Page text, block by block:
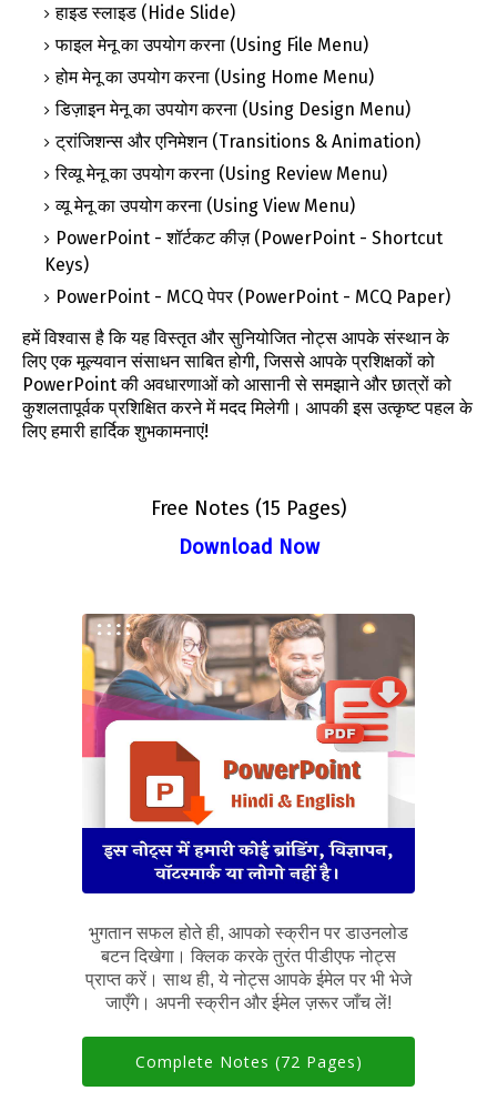
हाइड स्लाइड (Hide Slide)
फाइल मेनू का उपयोग करना (Using File Menu)
होम मेनू का उपयोग करना (Using Home Menu)
डिज़ाइन मेनू का उपयोग करना (Using Design Menu)
ट्रांजिशन्स और एनिमेशन (Transitions & Animation)
रिव्यू मेनू का उपयोग करना (Using Review Menu)
व्यू मेनू का उपयोग करना (Using View Menu)
PowerPoint - शॉर्टकट कीज़ (PowerPoint - Shortcut
Keys)
PowerPoint - MCQ पेपर (PowerPoint - MCQ Paper)
हमें विश्वास है कि यह विस्तृत और सुनियोजित नोट्स आपके संस्थान के
लिए एक मूल्यवान संसाधन साबित होगी, जिससे आपके प्रशिक्षकों को
PowerPoint की अवधारणाओं को आसानी से समझाने और छात्रों को
कुशलतापूर्वक प्रशिक्षित करने में मदद मिलेगी। आपकी इस उत्कृष्ट पहल के
लिए हमारी हार्दिक शुभकामनाएं!
Free Notes (15 Pages)
Download Now
भुगतान सफल होते ही, आपको स्क्रीन पर डाउनलोड
बटन दिखेगा। क्लिक करके तुरंत पीडीएफ नोट्स
प्राप्त करें। साथ ही, ये नोट्स आपके ईमेल पर भी भेजे
जाएँगे। अपनी स्क्रीन और ईमेल ज़रूर जाँच लें!
Complete Notes (72 Pages)